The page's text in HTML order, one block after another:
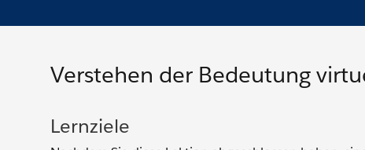
Verstehen der Bedeutung
Lernziele